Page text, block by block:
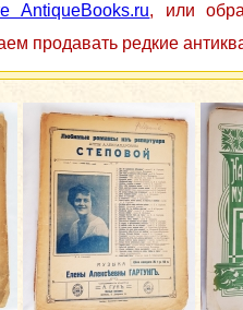
AntiqueBooks.ru, или
продавать редкие